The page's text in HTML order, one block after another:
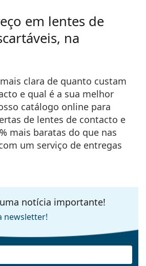
em lentes de
na
clara de quanto custam
e qual é a sua melhor
catálogo online para
de lentes de contacto e
mais baratas do que nas
um serviço de entregas
notícia importante!
newsletter!